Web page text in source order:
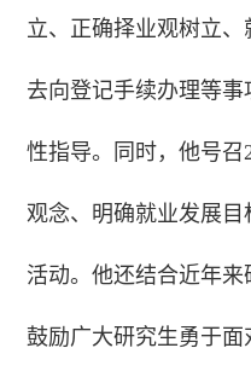
立、正确择业观树立
去向登记手续办理等
性指导。同时，他号召
观念、明确就业发展
活动。他还结合近年来
鼓励广大研究生勇于